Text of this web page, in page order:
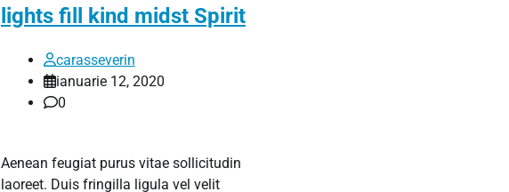
lights fill kind midst Spirit
carasseverin
ianuarie 12, 2020
0
Aenean feugiat purus vitae sollicitudin
laoreet. Duis fringilla ligula vel velit